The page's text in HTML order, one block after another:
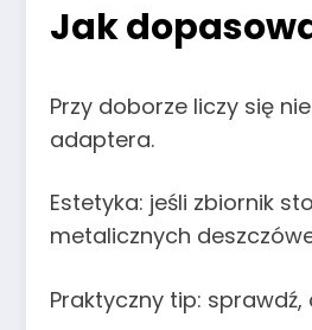
Jak
Przy doborze liczy się
adaptera.
Estetyka: jeśli zbiornik
metalicznych
Praktyczny tip: